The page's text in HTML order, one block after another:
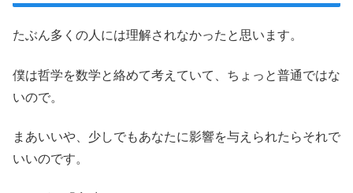
たぶん多くの人には理解されなかったと思います。
僕は哲学を数学と絡めて考えていて、ちょっと普通ではな
いので。
まあいいや、少しでもあなたに影響を与えられたらそれで
いいのです。